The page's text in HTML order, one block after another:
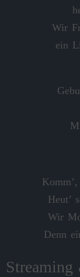
Wir
ein
Heut’
Wir
Denn